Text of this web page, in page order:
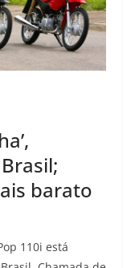
barato
110i está